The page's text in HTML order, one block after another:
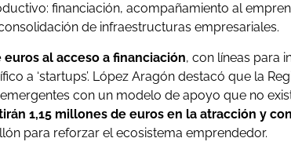
financiación, acompañamiento al
de infraestructuras empresariales.
al acceso a financiación, con líneas para
a ‘startups’. López Aragón destacó que la
con un modelo de apoyo que no
1,15 millones de euros en la atracción y
para reforzar el ecosistema emprendedor.